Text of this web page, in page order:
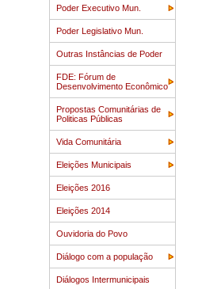
Poder Executivo Mun.
Poder Legislativo Mun.
Outras Instâncias de Poder
FDE: Fórum de
Desenvolvimento Econômico
Propostas Comunitárias de
Politicas Públicas
Vida Comunitária
Eleições Municipais
Eleições 2016
Eleições 2014
Ouvidoria do Povo
Diálogo com a população
Diálogos Intermunicipais